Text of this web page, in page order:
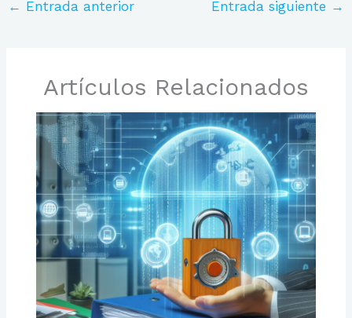
← Entrada anterior Entrada siguiente →
Artículos Relacionados